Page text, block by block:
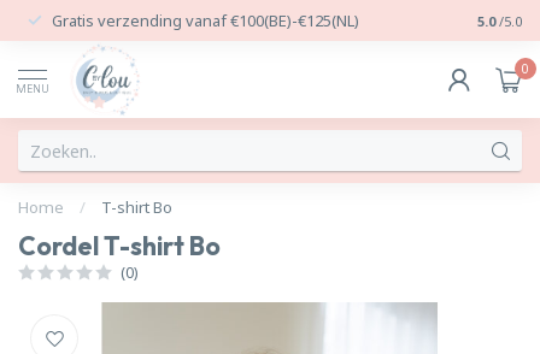
Gratis verzending vanaf €100(BE)-€125(NL) 24/7
5.0 /5.0
MENU
0
Home / T-shirt Bo
Cordel T-shirt Bo
(0)